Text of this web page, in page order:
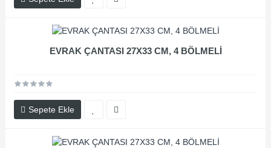
EVRAK ÇANTASI 27X33 CM, 4 BÖLMELİ
Sepete Ekle